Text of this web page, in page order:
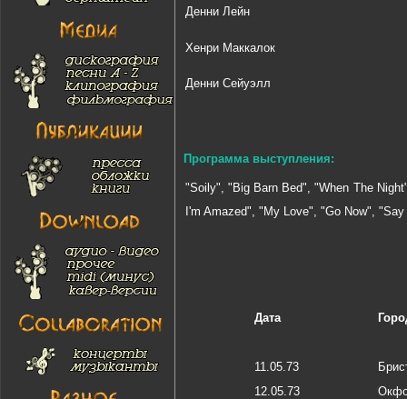
Денни Лейн
Хенри Маккалок
Денни Сейуэлл
Программа выступления:
"Soily", "Big Barn Bed", "When The
I'm Amazed", "My Love", "Go Now",
Дата
11.05.73
12.05.73